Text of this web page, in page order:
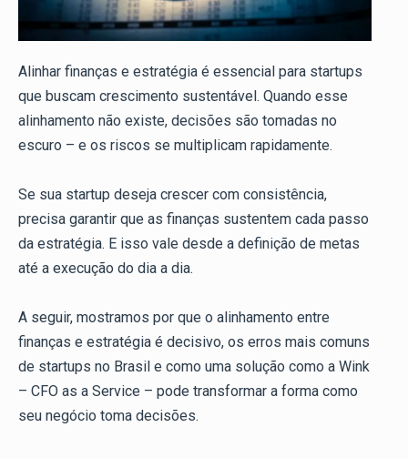
Alinhar finanças e estratégia é essencial para startups
que buscam crescimento sustentável. Quando esse
alinhamento não existe, decisões são tomadas no
escuro – e os riscos se multiplicam rapidamente.
Se sua startup deseja crescer com consistência,
precisa garantir que as finanças sustentem cada passo
da estratégia. E isso vale desde a definição de metas
até a execução do dia a dia.
A seguir, mostramos por que o alinhamento entre
finanças e estratégia é decisivo, os erros mais comuns
de startups no Brasil e como uma solução como a Wink
– CFO as a Service – pode transformar a forma como
seu negócio toma decisões.